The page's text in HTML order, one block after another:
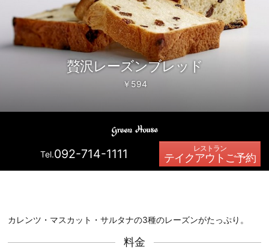
贅沢レーズンブレッド
￥594
Tel.092-714-1111 テイクアウトご予約
カレンツ・マスカット・サルタナの3種のレーズンがたっぷり。
料金